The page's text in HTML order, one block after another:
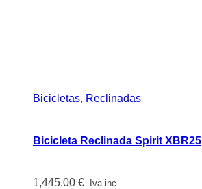
Bicicletas, Reclinadas
Bicicleta Reclinada Spirit XBR25
1,445.00 € Iva inc.